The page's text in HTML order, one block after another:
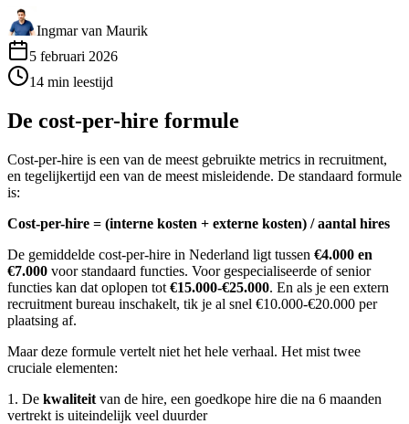
Ingmar van Maurik
5 februari 2026
14 min leestijd
De cost-per-hire formule
Cost-per-hire is een van de meest gebruikte metrics in recruitment,
en tegelijkertijd een van de meest misleidende. De standaard formule
is:
Cost-per-hire = (interne kosten + externe kosten) / aantal hires
De gemiddelde cost-per-hire in Nederland ligt tussen €4.000 en
€7.000 voor standaard functies. Voor gespecialiseerde of senior
functies kan dat oplopen tot €15.000-€25.000. En als je een extern
recruitment bureau inschakelt, tik je al snel €10.000-€20.000 per
plaatsing af.
Maar deze formule vertelt niet het hele verhaal. Het mist twee
cruciale elementen:
1. De kwaliteit van de hire, een goedkope hire die na 6 maanden
vertrekt is uiteindelijk veel duurder